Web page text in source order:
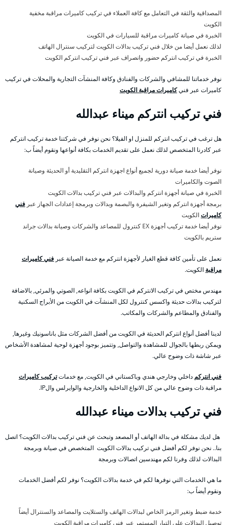
المصداقية والثقة في التعامل مع كافة العملاء في تركيب كاميرات مراقبة مخفية
الكويت
الخبرة في صيانة كاميرات مراقبة للسيارات في الكويت
لذلك نعمل أيضا من خلال فني تركيب بدالات الكويت لتركيب سنترال الهاتف
الخبرة في تركيب انتركم حضور وانصراف عبر فني تركيب انتركم الكويت
نوفر خدماتنا للمشافي والشركات والفنادق وكافة المنشآت التجارية والمحلات في تركيب
كاميرات عبر فنيكاميرات مراقبة الكويت
فني تركيب انتركم ميناء عبدالله
هل ترغب في تركيب انتركم للمنزل او الفيلا؟ نحن نوفر في شركتنا خدمة تركيب انتركم
عبر كادرنا المتخصص لذلك نعمل على تقديم الخدمات بكافة أنواعها ونقوم أيضاً ب:
نوفر أيضا خدمة صيانة دورية لجميع أنواع اجهزة انتركم التقليدية أو الحديثة وصيانة
الصوت والكاميرات
الخبرة في صيانة أجهزة انتركم والبدالات عبر فني تركيب بدالات الكويت
برمجة أجهزة انتركم وتغير الشيفرة والبصمة وبدالات وبرمجة إعدادات الجهاز عبر فني
كاميراتالكويت
نوفر أيضا خدمة تركيب أجهزة EX كنترول للمصاعد والشركات وصيانة بدالات جراند
ستريم بالكويت
نعمل على تأمين كافة قطع الغيار لأجهزة انتركم مع خدمة الصيانة عبر فني كاميرات
مراقبة الكويت.
مهندس مختص في تركيب الانتركم في الكويت بكافة انواعه, الصوتي والمرئي, بالاضافة
لتركيب بدالات حديثة واكسس كنترول لكل المنشآت في الكويت من الأبراج السكنية
والفنادق والمطاعم والشركات والمكاتب.
لدينا أفضل أنواع انتركم الحديثة في الكويت من أفضل الشركات مثل باناسونيك وغيرها,
ويمكن ربطها بالجوال للمشاهدة والتواصل, وتتميز بوجود أجهزة لوحية لمشاهدة الأشخاص
عبر شاشة ذات وضوح عالي.
فني انتركم داخلي وخارجي هندي وباكستاني في الكويت, مع خدماتتركيب كاميرات
مراقبة ذات وضوح عالي من كل الانواع الداخلية والخارجية والوايرلس والIP.
فني تركيب بدالات ميناء عبدالله
هل لديك مشكلة في بدالة الهاتف أو المصعد وتبحث عن فني تركيب بدالات الكويت؟ اتصل
بنا.. نحن نوفر لكم أفضل فني تركيب بدالات الكويت المتخصص في صيانة وبرمجة
البدالات لذلك وفرنا لكم مهندسين اتصالات وبرمجة
ما هي الخدمات التي نوفرها لكم في خدمة بدالات الكويت؟ نوفر لكم أفضل الخدمات
ونقوم أيضاً ب:
خدمة ضبط وتغير الرمز الخاص لبدالات الهاتف والستلايت والمصاعد والسنترال أيضاً
توصيل البدالات على التيار المستمر عبر فني كاميرات مراقبة الكويت